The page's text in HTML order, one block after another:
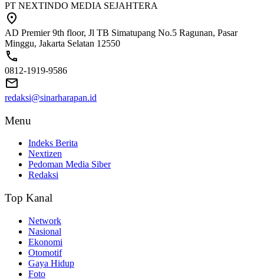
PT NEXTINDO MEDIA SEJAHTERA
AD Premier 9th floor, Jl TB Simatupang No.5 Ragunan, Pasar
Minggu, Jakarta Selatan 12550
0812-1919-9586
redaksi@sinarharapan.id
Menu
Indeks Berita
Nextizen
Pedoman Media Siber
Redaksi
Top Kanal
Network
Nasional
Ekonomi
Otomotif
Gaya Hidup
Foto